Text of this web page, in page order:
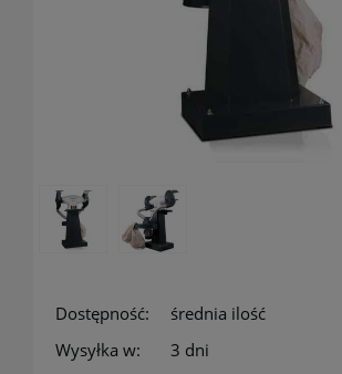
Dostępność:
średnia ilość
Wysyłka w:
3 dni